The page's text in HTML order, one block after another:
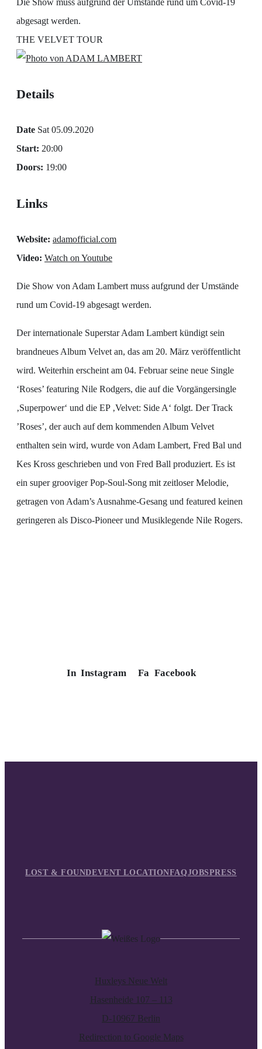
abgesagt werden.
THE VELVET TOUR
Details
Date Sat 05.09.2020
Start: 20:00
Doors: 19:00
Links
Website: adamofficial.com
Video: Watch on Youtube
Die Show von Adam Lambert muss aufgrund der Umstände
rund um Covid-19 abgesagt werden.
Der internationale Superstar Adam Lambert kündigt sein
brandneues Album Velvet an, das am 20. März veröffentlicht
wird. Weiterhin erscheint am 04. Februar seine neue Single
‘Roses’ featuring Nile Rodgers, die auf die Vorgängersingle
‚Superpower‘ und die EP ‚Velvet: Side A‘ folgt. Der Track
’Roses’, der auch auf dem kommenden Album Velvet
enthalten sein wird, wurde von Adam Lambert, Fred Bal und
Kes Kross geschrieben und von Fred Ball produziert. Es ist
ein super grooviger Pop-Soul-Song mit zeitloser Melodie,
getragen von Adam’s Ausnahme-Gesang und featured keinen
geringeren als Disco-Pioneer und Musiklegende Nile Rogers.
In Instagram Fa Facebook
LOST & FOUNDEVENT LOCATIONFAQJOBSPRESS
Huxleys Neue Welt
Hasenheide 107 – 113
D-10967 Berlin
Redirection to Google Maps